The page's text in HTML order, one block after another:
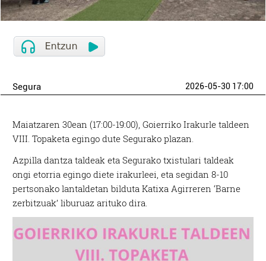
Segura 2026-05-30 17:00
Maiatzaren 30ean (17:00-19:00), Goierriko Irakurle taldeen
VIII. Topaketa egingo dute Segurako plazan.
Azpilla dantza taldeak eta Segurako txistulari taldeak
ongi etorria egingo diete irakurleei, eta segidan 8-10
pertsonako lantaldetan bilduta Katixa Agirreren ‘Barne
zerbitzuak’ liburuaz arituko dira.